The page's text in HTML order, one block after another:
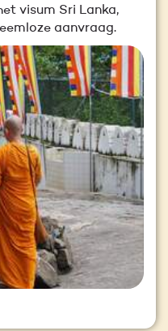
visum Sri Lanka,
aanvraag.